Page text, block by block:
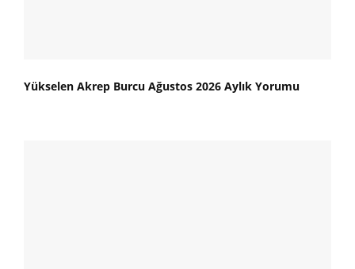
Yükselen Akrep Burcu Ağustos 2026 Aylık Yorumu